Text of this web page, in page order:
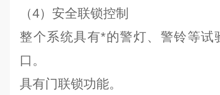
（4）安全联锁控制
整个系统具有*的警灯、警铃等试
口。
具有门联锁功能。